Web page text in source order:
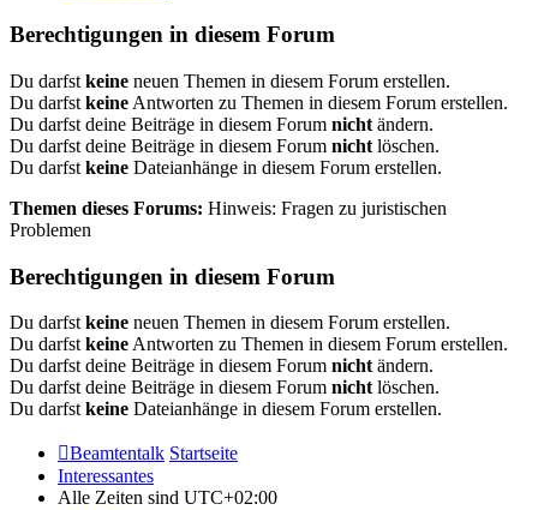
Berechtigungen in diesem Forum
Du darfst keine neuen Themen in diesem Forum erstellen.
Du darfst keine Antworten zu Themen in diesem Forum erstellen.
Du darfst deine Beiträge in diesem Forum nicht ändern.
Du darfst deine Beiträge in diesem Forum nicht löschen.
Du darfst keine Dateianhänge in diesem Forum erstellen.
Themen dieses Forums: Hinweis: Fragen zu juristischen
Problemen
Berechtigungen in diesem Forum
Du darfst keine neuen Themen in diesem Forum erstellen.
Du darfst keine Antworten zu Themen in diesem Forum erstellen.
Du darfst deine Beiträge in diesem Forum nicht ändern.
Du darfst deine Beiträge in diesem Forum nicht löschen.
Du darfst keine Dateianhänge in diesem Forum erstellen.
Beamtentalk Startseite
Interessantes
Alle Zeiten sind UTC+02:00